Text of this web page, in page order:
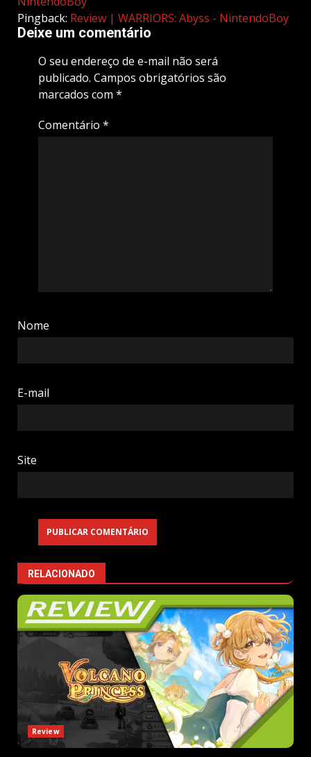
Pingback: Review | WARRIORS: Abyss - NintendoBoy
Deixe um comentário
O seu endereço de e-mail não será
publicado. Campos obrigatórios são
marcados com *
Comentário *
Nome
E-mail
Site
RELACIONADO
Review